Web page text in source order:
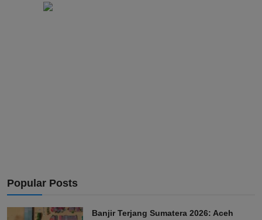
Popular Posts
Banjir Terjang Sumatera 2026: Aceh